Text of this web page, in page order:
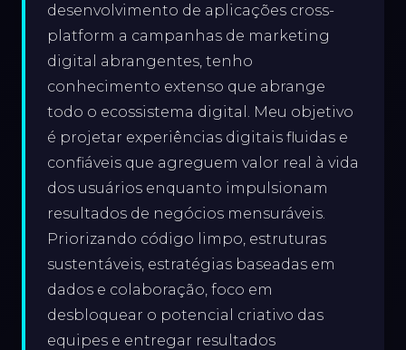
desenvolvimento de aplicações cross-
platform a campanhas de marketing
digital abrangentes, tenho
conhecimento extenso que abrange
todo o ecossistema digital. Meu objetivo
é projetar experiências digitais fluidas e
confiáveis que agreguem valor real à vida
dos usuários enquanto impulsionam
resultados de negócios mensuráveis.
Priorizando código limpo, estruturas
sustentáveis, estratégias baseadas em
dados e colaboração, foco em
desbloquear o potencial criativo das
equipes e entregar resultados